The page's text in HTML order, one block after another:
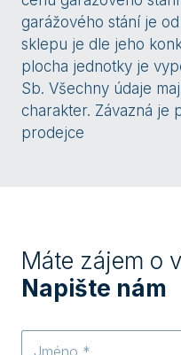
garážového stání je
sklepu je dle jeho
plocha jednotky je
Sb. Všechny údaje
charakter. Závazná je
prodejce
Máte zájem o
Napište nám